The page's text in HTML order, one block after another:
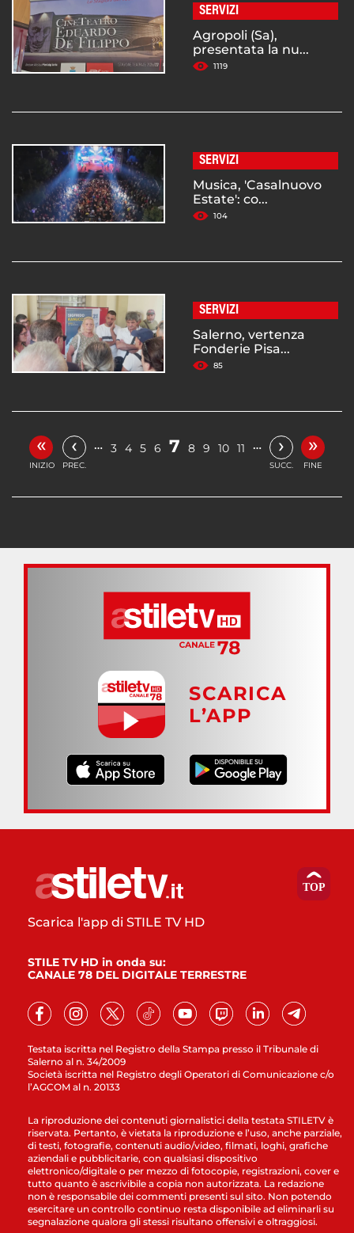
SERVIZI
Agropoli (Sa),
presentata la nu...
1119
SERVIZI
Musica, 'Casalnuovo
Estate': co...
104
SERVIZI
Salerno, vertenza
Fonderie Pisa...
85
«
INIZIO
‹
PREC.
… 3 4 5 6 7 8 9 10 11 … ›
SUCC.
»
FINE
SCARICA
L’APP
Testata iscritta nel Registro della Stampa presso il Tribunale di
Salerno al n. 34/2009
Società iscritta nel Registro degli Operatori di Comunicazione c/o
l’AGCOM al n. 20133
Scarica l'app di STILE TV HD
STILE TV HD in onda su:
CANALE 78 DEL DIGITALE TERRESTRE
La riproduzione dei contenuti giornalistici della testata STILETV è
riservata. Pertanto, è vietata la riproduzione e l’uso, anche parziale,
di testi, fotografie, contenuti audio/video, filmati, loghi, grafiche
aziendali e pubblicitarie, con qualsiasi dispositivo
elettronico/digitale o per mezzo di fotocopie, registrazioni, cover e
tutto quanto è ascrivibile a copia non autorizzata. La redazione
non è responsabile dei commenti presenti sul sito. Non potendo
esercitare un controllo continuo resta disponibile ad eliminarli su
segnalazione qualora gli stessi risultano offensivi e oltraggiosi.